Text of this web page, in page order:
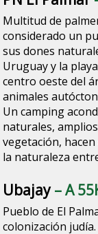
Multitud de
considerado un
sus dones
Uruguay y la
centro oeste del
animales
Un camping
naturales,
vegetación,
la naturaleza
Ubajay– A
Pueblo de El
colonización judía.